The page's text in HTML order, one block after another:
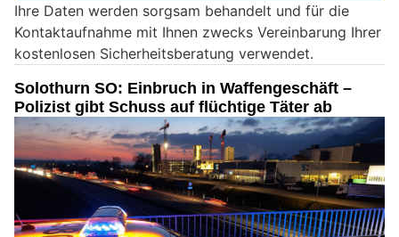
e
i
n
e
n
s
c
h
D
Ihre Daten werden sorgsam behandelt und für die
Kontaktaufnahme mit Ihnen zwecks Vereinbarung Ihrer
kostenlosen Sicherheitsberatung verwendet.
Solothurn SO: Einbruch in Waffengeschäft –
Polizist gibt Schuss auf flüchtige Täter ab